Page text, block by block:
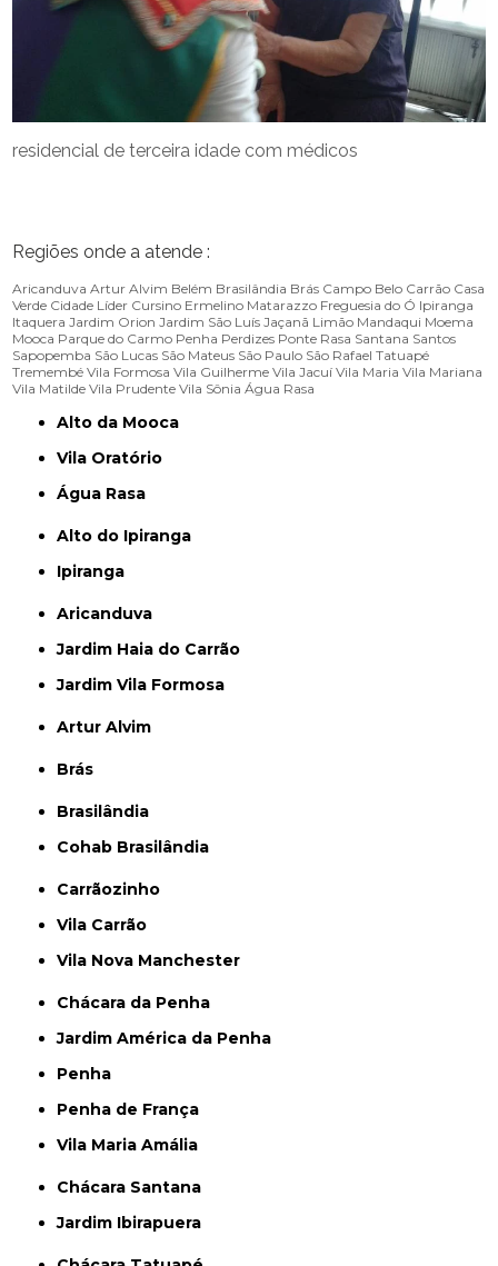
residencial de terceira idade com médicos
Regiões onde a atende :
Aricanduva Artur Alvim Belém Brasilândia Brás Campo Belo Carrão Casa
Verde Cidade Líder Cursino Ermelino Matarazzo Freguesia do Ó Ipiranga
Itaquera Jardim Orion Jardim São Luís Jaçanã Limão Mandaqui Moema
Mooca Parque do Carmo Penha Perdizes Ponte Rasa Santana Santos
Sapopemba São Lucas São Mateus São Paulo São Rafael Tatuapé
Tremembé Vila Formosa Vila Guilherme Vila Jacuí Vila Maria Vila Mariana
Vila Matilde Vila Prudente Vila Sônia Água Rasa
Alto da Mooca
Vila Oratório
Água Rasa
Alto do Ipiranga
Ipiranga
Aricanduva
Jardim Haia do Carrão
Jardim Vila Formosa
Artur Alvim
Brás
Brasilândia
Cohab Brasilândia
Carrãozinho
Vila Carrão
Vila Nova Manchester
Chácara da Penha
Jardim América da Penha
Penha
Penha de França
Vila Maria Amália
Chácara Santana
Jardim Ibirapuera